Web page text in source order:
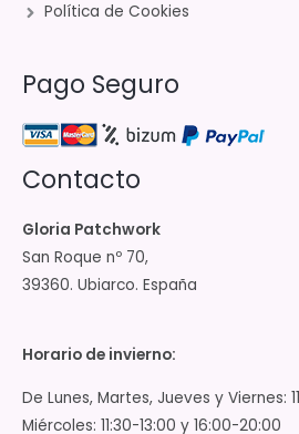
Política de Cookies
Pago Seguro
Contacto
Gloria Patchwork
San Roque nº 70,
39360. Ubiarco. España
Horario de invierno:
De Lunes, Martes, Jueves y Viernes:
Miércoles: 11:30-13:00 y 16:00-20:00